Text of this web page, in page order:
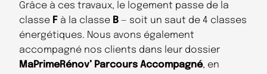
Grâce à ces travaux, le logement passe de la
classe F à la classe B — soit un saut de 4 classes
énergétiques. Nous avons également
accompagné nos clients dans leur dossier
MaPrimeRénov’ Parcours Accompagné, en